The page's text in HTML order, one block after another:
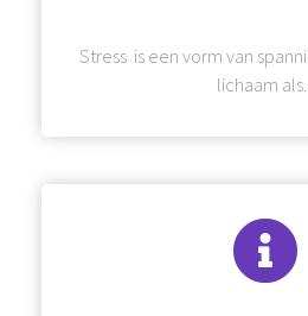
Stress is een vorm van
lichaam